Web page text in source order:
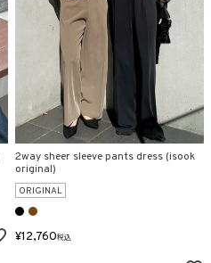
2way sheer sleeve pants dress (isook
original)
ORIGINAL
¥12,760税込